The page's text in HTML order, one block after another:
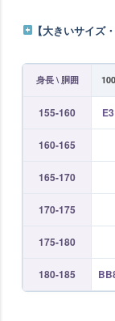
【大きいサイズ
身長 \ 胴囲 100
155-160 E3
160-165
165-170
170-175
175-180
180-185